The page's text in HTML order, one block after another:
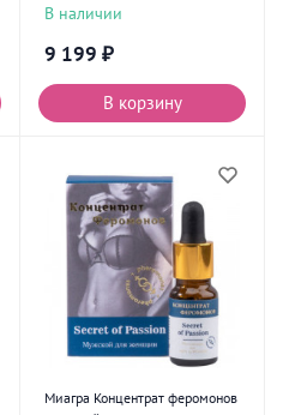
В наличии
9 199 ₽
В корзину
Миагра Концентрат феромонов